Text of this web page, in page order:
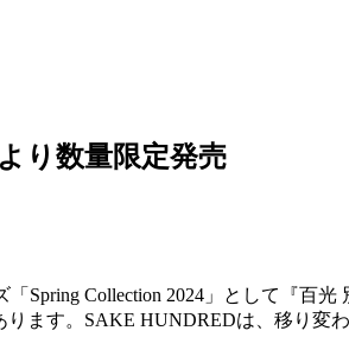
り数量限定発売
Collection 2024」として『百光
ます。SAKE HUNDREDは、移り変